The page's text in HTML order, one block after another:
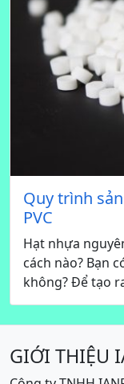
Quy trình
PVC
Hạt nhựa
cách nào? Bạn
không? Để tạo
GIỚI THIỆU